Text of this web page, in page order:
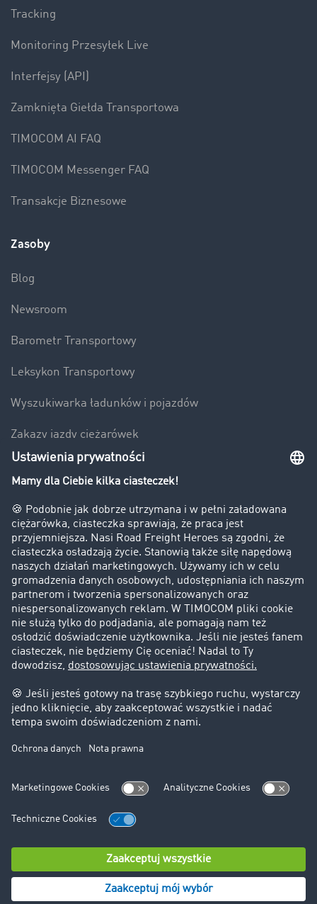
Tracking
Monitoring Przesyłek Live
Interfejsy (API)
Zamknięta Giełda Transportowa
TIMOCOM AI FAQ
TIMOCOM Messenger FAQ
Transakcje Biznesowe
Zasoby
Blog
Newsroom
Barometr Transportowy
Leksykon Transportowy
Wyszukiwarka ładunków i pojazdów
Zakazy jazdy ciężarówek
Bezpieczeństwo
Firma
Historie sukcesu
Klienci pozyskują nowych klientów
Informacje prawne
Impressum
OWU
Ochrona danych
Ustawienia plików cookies
© TIMOCOM GmbH 2024. Wszystkie prawa zastrzeżone